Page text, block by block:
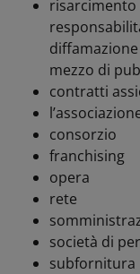
risarcimento
mezzo di
contratti
consorzio
franchising
opera
rete
società di
subfornitura